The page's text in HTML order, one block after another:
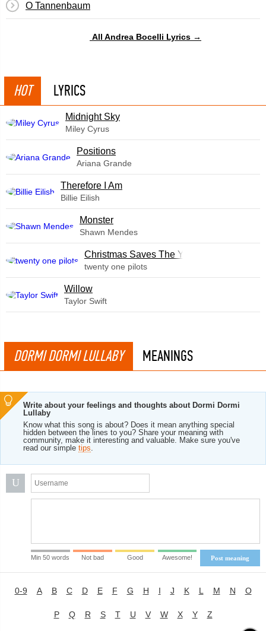
O Tannenbaum
All Andrea Bocelli Lyrics →
HOT LYRICS
Midnight Sky
Miley Cyrus
​Positions
Ariana Grande
Therefore I Am
Billie Eilish
Monster
Shawn Mendes
Christmas Saves The Year
twenty one pilots
Willow
Taylor Swift
DORMI DORMI LULLABY MEANINGS
Write about your feelings and thoughts about Dormi Dormi
Lullaby
Know what this song is about? Does it mean anything special
hidden between the lines to you? Share your meaning with
community, make it interesting and valuable. Make sure you've
read our simple tips.
U
Post meaning
Min 50 words Not bad Good Awesome!
0-9 A B C D E F G H I J K L M N O
P Q R S T U V W X Y Z